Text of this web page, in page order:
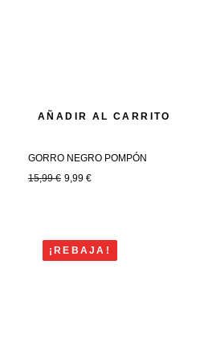
AÑADIR AL CARRITO
GORRO NEGRO POMPÓN
15,99€ 9,99 €
¡REBAJA!